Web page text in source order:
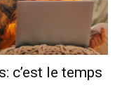
c’est le temps